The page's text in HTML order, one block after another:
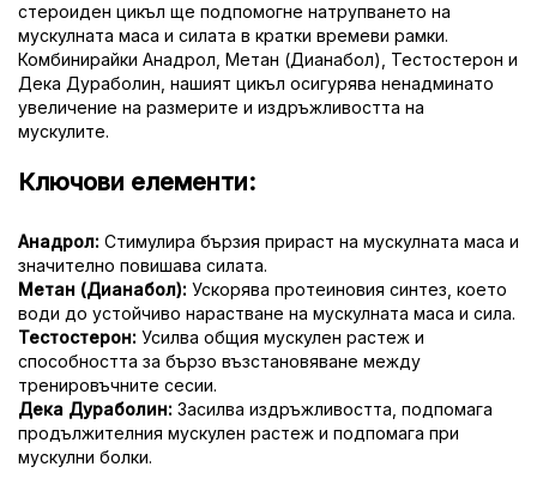
стероиден цикъл ще подпомогне натрупването на
мускулната маса и силата в кратки времеви рамки.
Комбинирайки Анадрол, Метан (Дианабол), Тестостерон и
Дека Дураболин, нашият цикъл осигурява ненадминато
увеличение на размерите и издръжливостта на
мускулите.
Ключови елементи:
Анадрол: Стимулира бързия прираст на мускулната маса и
значително повишава силата.
Метан (Дианабол): Ускорява протеиновия синтез, което
води до устойчиво нарастване на мускулната маса и сила.
Тестостерон: Усилва общия мускулен растеж и
способността за бързо възстановяване между
тренировъчните сесии.
Дека Дураболин: Засилва издръжливостта, подпомага
продължителния мускулен растеж и подпомага при
мускулни болки.